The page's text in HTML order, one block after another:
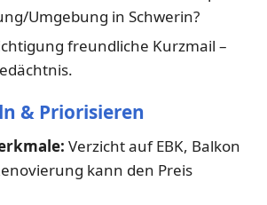
Umgebung in Schwerin?
freundliche Kurzmail –
& Priorisieren
Verzicht auf EBK, Balkon
kann den Preis